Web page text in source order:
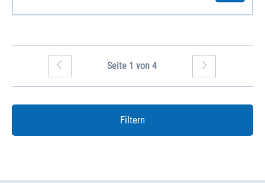
Seite 1 von 4
Filtern